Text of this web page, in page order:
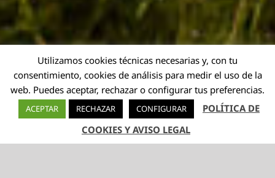
Utilizamos cookies técnicas necesarias y, con tu
consentimiento, cookies de análisis para medir el uso de la
web. Puedes aceptar, rechazar o configurar tus preferencias.
ACEPTAR RECHAZAR CONFIGURAR
POLÍTICA DE
COOKIES Y AVISO LEGAL